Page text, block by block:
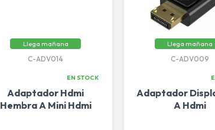
Llega mañana
C-ADV014
EN STOCK
Adaptador Hdmi
Hembra A Mini Hdmi
Llega mañana
C-ADV009
Adaptador
A Hdmi